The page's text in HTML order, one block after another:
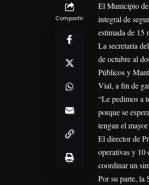
Compartir
El Municipio de
integral de
estimada de 15
La secretaria
de octubre al
Públicos y
Vial, a fin de
“Le pedimos a
porque se
tengan el
El director de
operativas y 10
coordinar un
Por su parte, la